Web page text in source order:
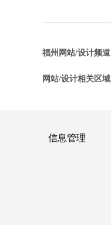
福州网站/设计频道
网站/设计相关区域
信息管理